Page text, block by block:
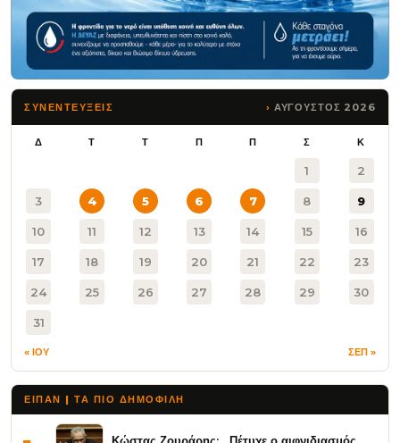
ΣΥΝΕΝΤΕΥΞΕΙΣ ΑΥΓΟΥΣΤΟΣ 2026
Δ Τ Τ Π Π Σ Κ
1 2
3 4 5 6 7 8 9
10 11 12 13 14 15 16
17 18 19 20 21 22 23
24 25 26 27 28 29 30
31
« ΙΟΥ ΣΕΠ »
ΕΙΠΑΝ | ΤΑ ΠΙΟ ΔΗΜΟΦΙΛΉ